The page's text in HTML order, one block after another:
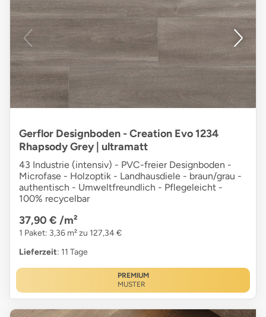
Gerflor Designboden - Creation Evo 1234
Rhapsody Grey | ultramatt
43 Industrie (intensiv) - PVC-freier Designboden -
Microfase - Holzoptik - Landhausdiele - braun/grau -
authentisch - Umweltfreundlich - Pflegeleicht -
100% recycelbar
37,90 € /m²
1 Paket: 3,36 m² zu 127,34 €
Lieferzeit: 11 Tage
PREMIUM
MUSTER